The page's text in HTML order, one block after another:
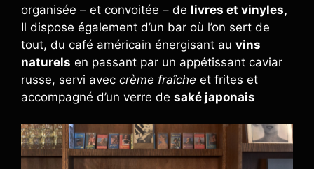
organisée – et convoitée – de livres et vinyles,
Il dispose également d’un bar où l’on sert de
tout, du café américain énergisant au vins
naturels en passant par un appétissant caviar
russe, servi avec crème fraîche et frites et
accompagné d’un verre de saké japonais